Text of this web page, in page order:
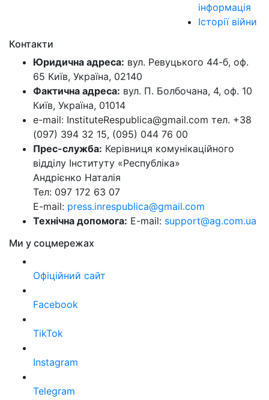
інформація
Історії війни
Контакти
Юридична адреса: вул. Ревуцького 44-б, оф.
65 Київ, Україна, 02140
Фактична адреса: вул. П. Болбочана, 4, оф. 10
Київ, Україна, 01014
e-mail: InstituteRespublica@gmail.com тел. +38
(097) 394 32 15, (095) 044 76 00
Прес-служба: Керівниця комунікаційного
відділу Інституту «Республіка»
Андрієнко Наталія
Тел: 097 172 63 07
E-mail: press.inrespublica@gmail.com
Технічна допомога: E-mail: support@ag.com.ua
Ми у соцмережах
Офіційний сайт
Facebook
TikTok
Instagram
Telegram